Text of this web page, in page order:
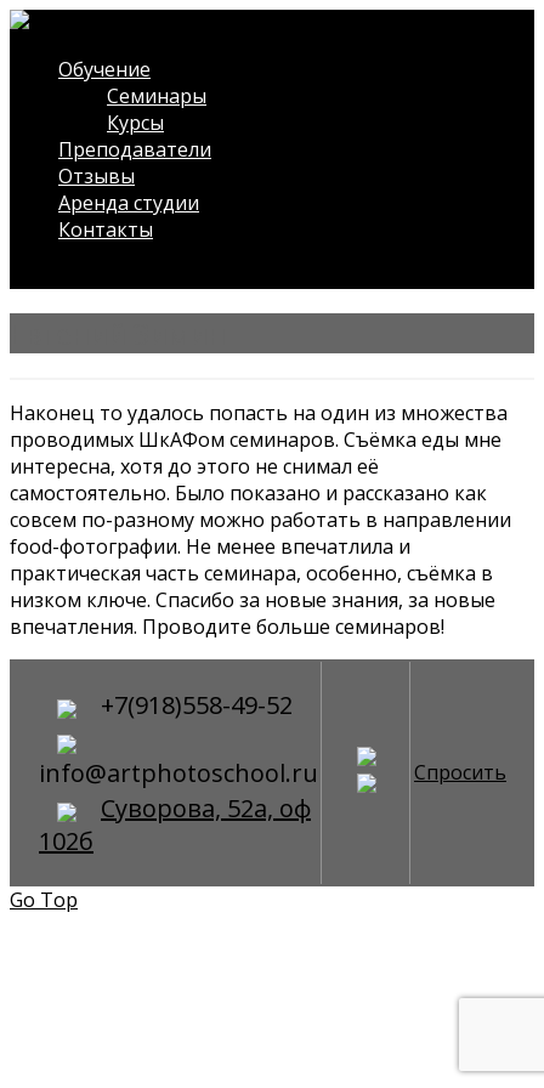
Обучение
Семинары
Курсы
Преподаватели
Отзывы
Аренда студии
Контакты
Наконец то удалось попасть на один из множества
проводимых ШкАФом семинаров. Съёмка еды мне
интересна, хотя до этого не снимал её
самостоятельно. Было показано и рассказано как
совсем по-разному можно работать в направлении
food-фотографии. Не менее впечатлила и
практическая часть семинара, особенно, съёмка в
низком ключе. Спасибо за новые знания, за новые
впечатления. Проводите больше семинаров!
+7(918)558-49-52
info@artphotoschool.ru
Суворова, 52а, оф
102б
Спросить
Go Top